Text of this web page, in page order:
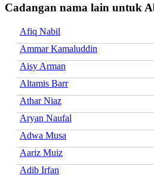
Cadangan nama lain untuk
Afiq Nabil
Ammar Kamaluddin
Aisy Arman
Altamis Barr
Athar Niaz
Aryan Naufal
Adwa Musa
Aariz Muiz
Adib Irfan